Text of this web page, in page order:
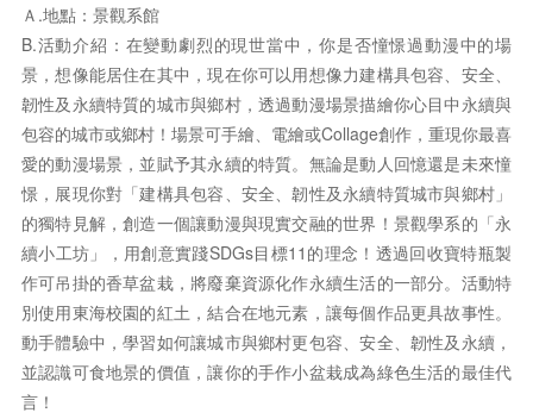
Ａ.地點：景觀系館
B.活動介紹：在變動劇烈的現世當中，你是否憧憬過動漫中的場
景，想像能居住在其中，現在你可以用想像力建構具包容、安全、
韌性及永續特質的城市與鄉村，透過動漫場景描繪你心目中永續與
包容的城市或鄉村！場景可手繪、電繪或Collage創作，重現你最喜
愛的動漫場景，並賦予其永續的特質。無論是動人回憶還是未來憧
憬，展現你對「建構具包容、安全、韌性及永續特質城市與鄉村」
的獨特見解，創造一個讓動漫與現實交融的世界！景觀學系的「永
續小工坊」，用創意實踐SDGs目標11的理念！透過回收寶特瓶製
作可吊掛的香草盆栽，將廢棄資源化作永續生活的一部分。活動特
別使用東海校園的紅土，結合在地元素，讓每個作品更具故事性。
動手體驗中，學習如何讓城市與鄉村更包容、安全、韌性及永續，
並認識可食地景的價值，讓你的手作小盆栽成為綠色生活的最佳代
言！